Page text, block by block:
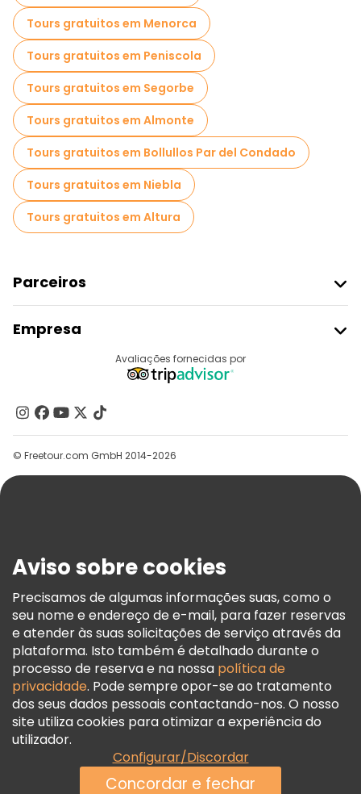
Tours gratuitos em Menorca
Tours gratuitos em Peniscola
Tours gratuitos em Segorbe
Tours gratuitos em Almonte
Tours gratuitos em Bollullos Par del Condado
Tours gratuitos em Niebla
Tours gratuitos em Altura
Parceiros
Registo Do Fornecedor
Programa De Afiliados
Empresa
Contacte-Nos
Grupos
Ajuda
Termos E Informações Legais
Política De Cookies
Freetour Prémios
Programa De Fidelidade
Avaliações fornecidas por
© Freetour.com GmbH 2014-2026
Aviso sobre cookies
Precisamos de algumas informações suas, como o
seu nome e endereço de e-mail, para fazer reservas
e atender às suas solicitações de serviço através da
plataforma. Isto também é detalhado durante o
processo de reserva e na nossa política de
privacidade. Pode sempre opor-se ao tratamento
dos seus dados pessoais contactando-nos. O nosso
site utiliza cookies para otimizar a experiência do
utilizador.
Configurar/Discordar
Concordar e fechar